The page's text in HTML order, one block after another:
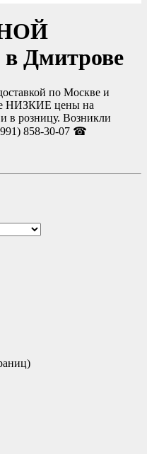
Дмитрове
по Москве и
НИЗКИЕ цены на
в розницу. Возникли
858-30-07 ☎